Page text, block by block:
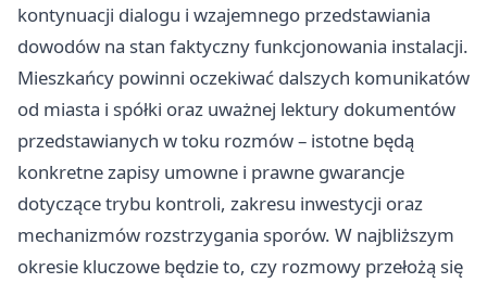
kontynuacji dialogu i wzajemnego przedstawiania
dowodów na stan faktyczny funkcjonowania instalacji.
Mieszkańcy powinni oczekiwać dalszych komunikatów
od miasta i spółki oraz uważnej lektury dokumentów
przedstawianych w toku rozmów – istotne będą
konkretne zapisy umowne i prawne gwarancje
dotyczące trybu kontroli, zakresu inwestycji oraz
mechanizmów rozstrzygania sporów. W najbliższym
okresie kluczowe będzie to, czy rozmowy przełożą się